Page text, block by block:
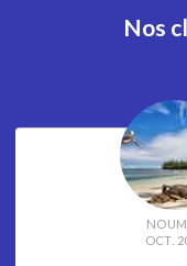
Nos
OCT.